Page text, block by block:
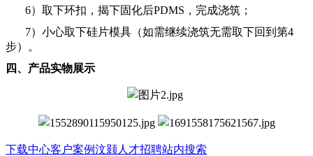
6）取下环扣，揭下固化后PDMS，完成浇筑；
7）小心取下硅片模具（如需继续浇筑无需取下回到第4
步）。
四、产品实物展示
下载中心客户案例汶颢人才招聘站内搜索